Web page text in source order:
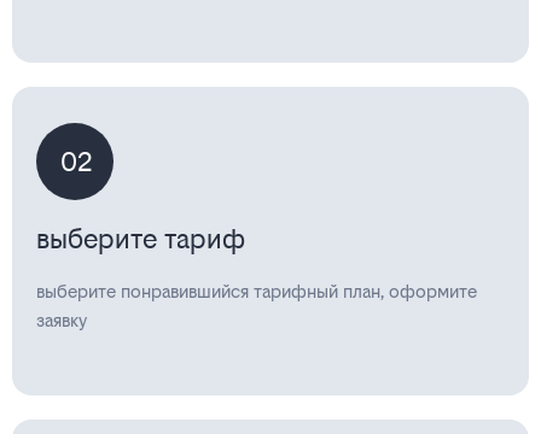
02
выберите тариф
выберите понравившийся тарифный план, оформите
заявку